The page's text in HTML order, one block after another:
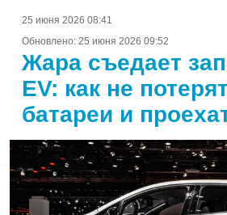
25 июня 2026 08:41
Обновлено: 25 июня 2026 09:52
Жара съедает
EV: как не
батареи и